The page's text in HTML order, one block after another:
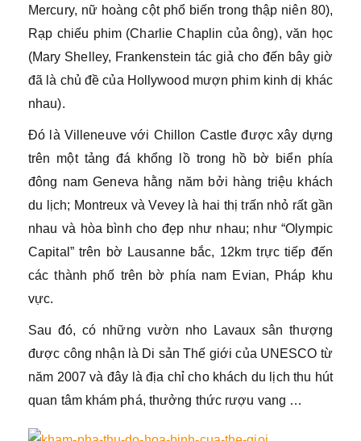
Mercury, nữ hoàng cột phổ biến trong thập niên 80),
Rạp chiếu phim (Charlie Chaplin của ông), văn học
(Mary Shelley, Frankenstein tác giả cho đến bây giờ
đã là chủ đề của Hollywood mượn phim kinh dị khác
nhau).
Đó là Villeneuve với Chillon Castle được xây dựng
trên một tảng đá khổng lồ trong hồ bờ biển phía
đông nam Geneva hằng năm bởi hàng triệu khách
du lịch; Montreux và Vevey là hai thị trấn nhỏ rất gần
nhau và hòa bình cho đẹp như nhau; như “Olympic
Capital” trên bờ Lausanne bắc, 12km trực tiếp đến
các thành phố trên bờ phía nam Evian, Pháp khu
vực.
Sau đó, có những vườn nho Lavaux sân thượng
được công nhận là Di sản Thế giới của UNESCO từ
năm 2007 và đây là địa chỉ cho khách du lịch thu hút
quan tâm khám phá, thưởng thức rượu vang …